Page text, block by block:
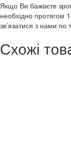
Якщо Ви бажаєте
необхідно протягом
зв’язатися з нами
Схожі